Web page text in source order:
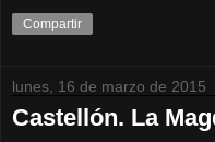
Compartir
lunes, 16 de marzo de 2015
Castellón. La